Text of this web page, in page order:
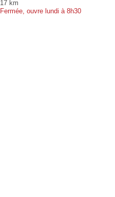
17 km
Fermée, ouvre lundi à 8h30